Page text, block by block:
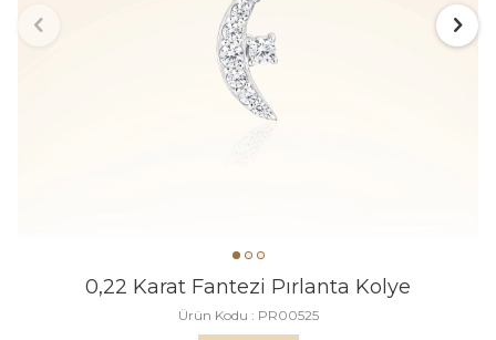
0,22 Karat Fantezi Pırlanta Kolye
Ürün Kodu : PR00525